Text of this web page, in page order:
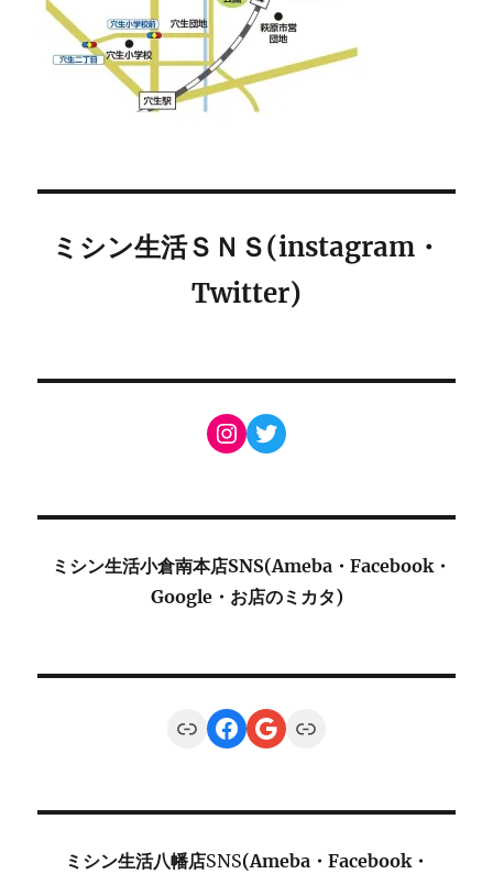
ミシン生活ＳＮＳ(instagram・
Twitter)
Instagram
Twitter
ミシン生活小倉南本店SNS(Ameba・Facebook・
Google・お店のミカタ)
LinkFacebook
Google
Link
ミシン生活八幡店SNS(Ameba・Facebook・